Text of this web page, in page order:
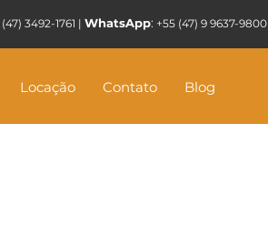
3492-1761 | WhatsApp: +55 (47) 9 9637-9800
Locação Contato Blog